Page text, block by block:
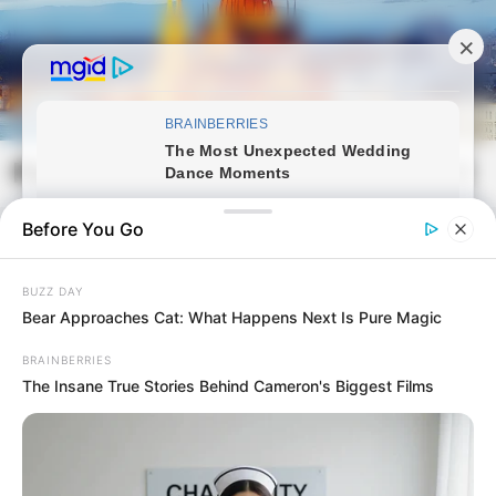
Skip
to
content
Magyarvilag.com
Search
Before You Go
BUZZ DAY
Bear Approaches Cat: What Happens Next Is Pure Magic
BRAINBERRIES
The Insane True Stories Behind Cameron's Biggest Films